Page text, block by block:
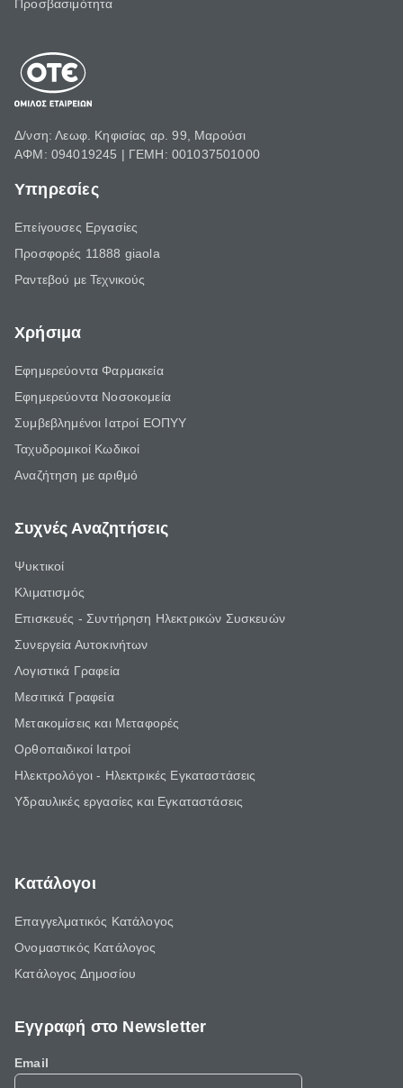
Προσβασιμότητα
Δ/νση: Λεωφ. Κηφισίας αρ. 99, Μαρούσι
ΑΦΜ: 094019245 | ΓΕΜΗ: 001037501000
Υπηρεσίες
Επείγουσες Εργασίες
Προσφορές 11888 giaola
Ραντεβού με Τεχνικούς
Χρήσιμα
Εφημερεύοντα Φαρμακεία
Εφημερεύοντα Νοσοκομεία
Συμβεβλημένοι Ιατροί ΕΟΠΥΥ
Ταχυδρομικοί Κωδικοί
Αναζήτηση με αριθμό
Συχνές Αναζητήσεις
Ψυκτικοί
Κλιματισμός
Επισκευές - Συντήρηση Ηλεκτρικών Συσκευών
Συνεργεία Αυτοκινήτων
Λογιστικά Γραφεία
Μεσιτικά Γραφεία
Μετακομίσεις και Μεταφορές
Ορθοπαιδικοί Ιατροί
Ηλεκτρολόγοι - Ηλεκτρικές Εγκαταστάσεις
Υδραυλικές εργασίες και Εγκαταστάσεις
Κατάλογοι
Επαγγελματικός Κατάλογος
Ονομαστικός Κατάλογος
Κατάλογος Δημοσίου
Εγγραφή στο Newsletter
Email